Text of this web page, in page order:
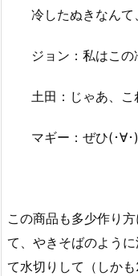
冷したぬきなんて
ジョン：私はこの
土田：じゃあ、こ
マギー：ぜひ(･∀･
この商品も多少作り
て、やきそばのよう
て水切りして（しか